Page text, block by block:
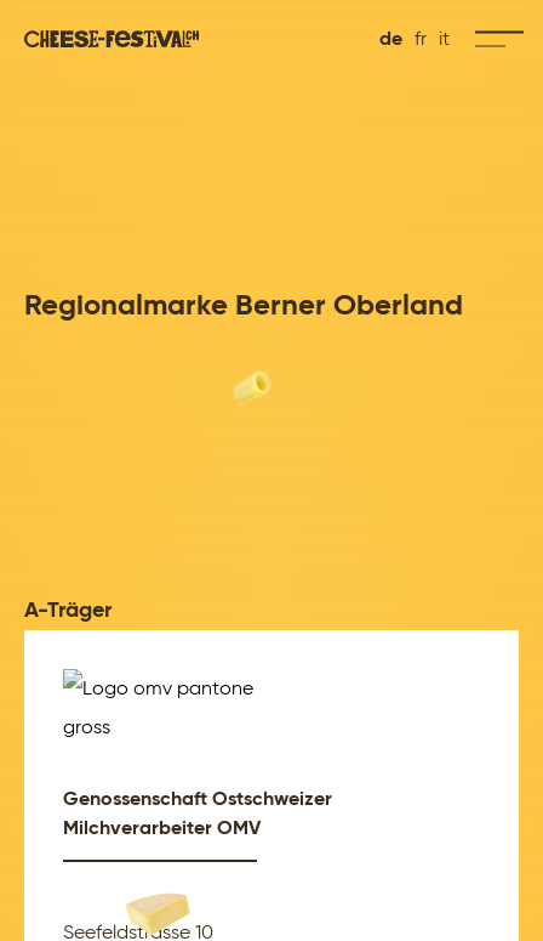
de fr it
Regionalmarke Berner Oberland
A-Träger
Genossenschaft Ostschweizer
Milchverarbeiter OMV
Seefeldstrasse 10